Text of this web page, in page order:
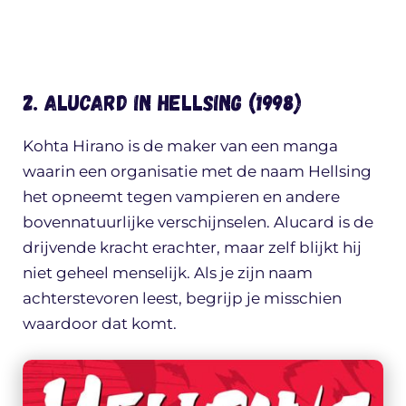
2. Alucard in Hellsing (1998)
Kohta Hirano is de maker van een manga
waarin een organisatie met de naam Hellsing
het opneemt tegen vampieren en andere
bovennatuurlijke verschijnselen. Alucard is de
drijvende kracht erachter, maar zelf blijkt hij
niet geheel menselijk. Als je zijn naam
achterstevoren leest, begrijp je misschien
waardoor dat komt.